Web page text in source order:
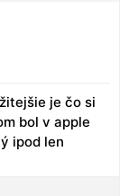
je čo si
bol v apple
ipod len